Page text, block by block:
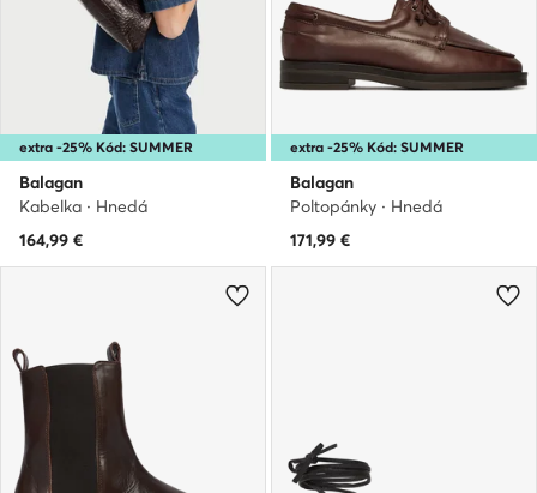
extra -25% Kód: SUMMER
Balagan
Kabelka · Hnedá
164,99 €
extra -25% Kód: SUMMER
Balagan
Poltopánky · Hnedá
171,99 €